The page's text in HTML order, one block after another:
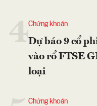
4Chứng khoán
Dự báo 9 cổ
vào rổ FTSE
loại
Chứng khoán